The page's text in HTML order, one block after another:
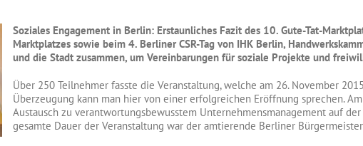
Soziales Engagement in Berlin: Erstaunliches Fazit des 10. Gute-Tat-
Marktplatzes sowie beim 4. Berliner CSR-Tag von IHK Berlin,
und die Stadt zusammen, um Vereinbarungen für soziale Projekte und
Über 250 Teilnehmer fasste die Veranstaltung, welche am 26. November
Überzeugung kann man hier von einer erfolgreichen Eröffnung sprechen.
Austausch zu verantwortungsbewusstem Unternehmensmanagement auf
gesamte Dauer der Veranstaltung war der amtierende Berliner